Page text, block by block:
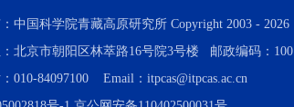
中国科学院青藏高原研究所 Copyright 2003 - 2026
北京市朝阳区林萃路16号院3号楼 邮政编码：
010-84097100 Email：itpcas@itpcas.ac.cn